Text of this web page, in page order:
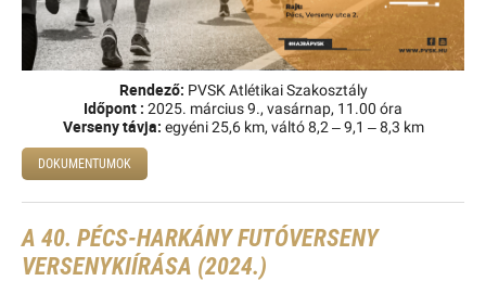
Rendező: PVSK Atlétikai Szakosztály
Időpont : 2025. március 9., vasárnap, 11.00 óra
Verseny távja: egyéni 25,6 km, váltó 8,2 – 9,1 – 8,3 km
DOKUMENTUMOK
A 40. PÉCS-HARKÁNY FUTÓVERSENY
VERSENYKIÍRÁSA (2024.)